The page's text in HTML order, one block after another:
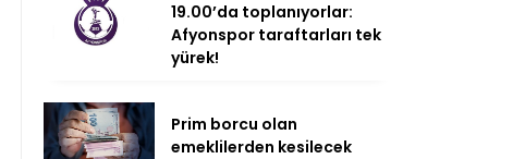
19.00’da toplanıyorlar:
Afyonspor taraftarları tek
yürek!
Prim borcu olan
emeklilerden kesilecek